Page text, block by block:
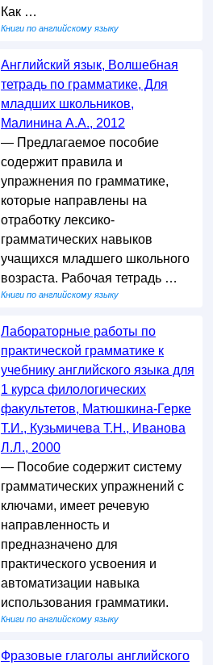
Как …
Книги по английскому языку
Английский язык, Волшебная
тетрадь по грамматике, Для
младших школьников,
Малинина А.А., 2012
— Предлагаемое пособие
содержит правила и
упражнения по грамматике,
которые направлены на
отработку лексико-
грамматических навыков
учащихся младшего школьного
возраста. Рабочая тетрадь …
Книги по английскому языку
Лабораторные работы по
практической грамматике к
учебнику английского языка для
1 курса филологических
факультетов, Матюшкина-Герке
Т.И., Кузьмичева Т.Н., Иванова
Л.Л., 2000
— Пособие содержит систему
грамматических упражнений с
ключами, имеет речевую
направленность и
предназначено для
практического усвоения и
автоматизации навыка
использования грамматики.
Книги по английскому языку
Фразовые глаголы английского